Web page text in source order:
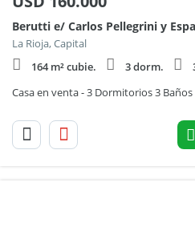
Berutti e/ Carlos Pellegrini y
La Rioja, Capital
164 m² cubie.
3 dorm.
Casa en venta - 3 Dormitorios 3 Baños